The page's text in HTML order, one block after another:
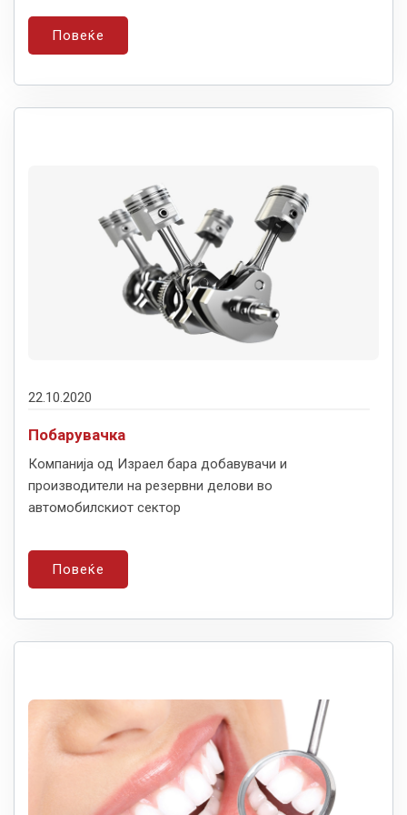
Повеќе
22.10.2020
Побарувачка
Компанија од Израел бара добавувачи и
производители на резервни делови во
автомобилскиот сектор
Повеќе